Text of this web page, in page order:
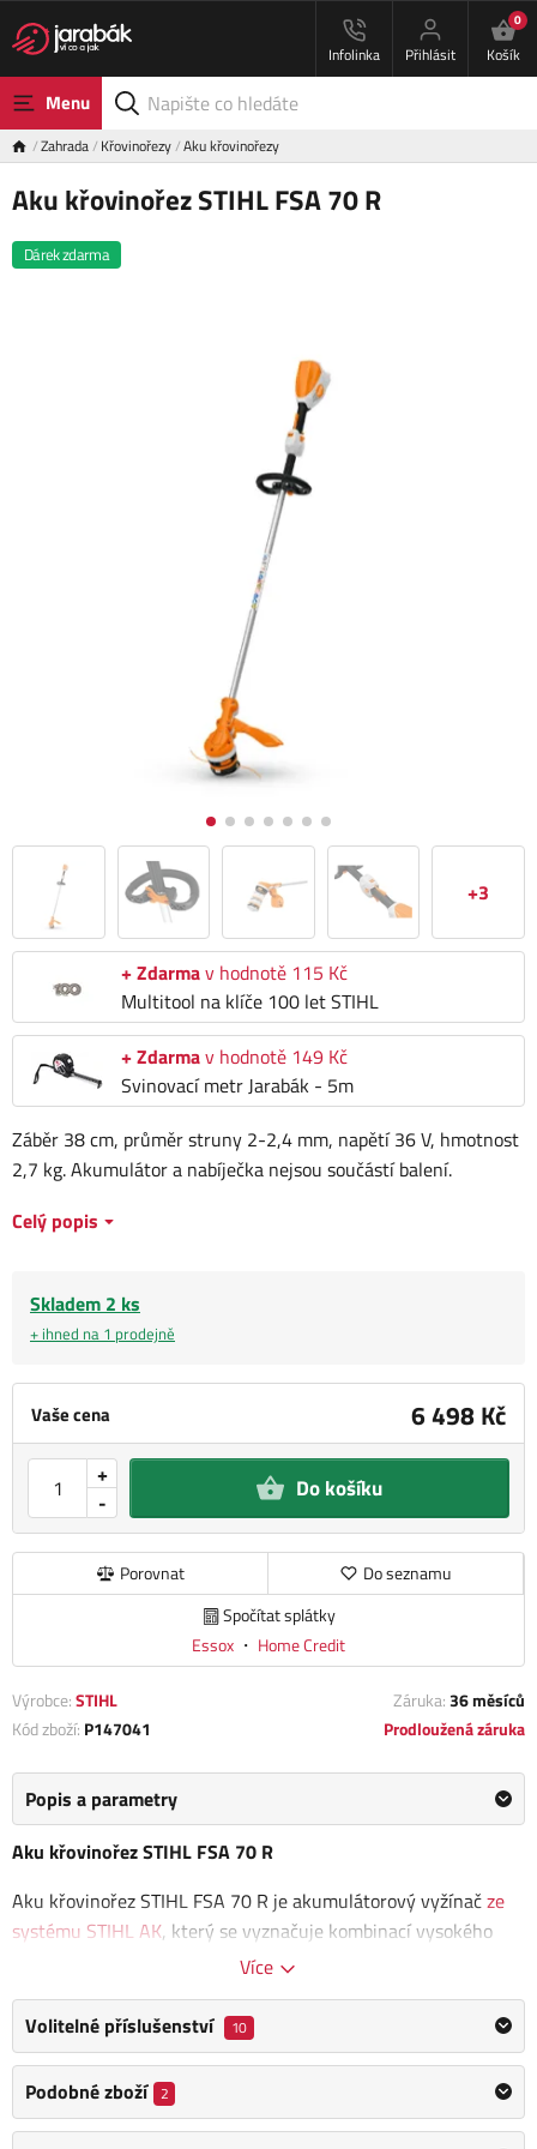
Infolinka Přihlásit
0
Košík
Menu
Zahrada Křovinořezy Aku křovinořezy
Aku křovinořez STIHL FSA 70 R
Dárek zdarma
+3
+ Zdarmav hodnotě 115 Kč
Multitool na klíče 100 let STIHL
+ Zdarmav hodnotě 149 Kč
Svinovací metr Jarabák - 5m
Vaše cena 6 498 Kč
-
+ Do košíku
Porovnat
Do seznamu
Spočítat splátky
Essox ・ Home Credit
Záběr 38 cm, průměr struny 2-2,4 mm, napětí 36 V, hmotnost
2,7 kg. Akumulátor a nabíječka nejsou součástí balení.
Celý popis
Skladem 2 ks
+ ihned na 1 prodejně
Výrobce:STIHL Záruka:36 měsíců
Kód zboží: P147041 Prodloužená záruka
Popis a parametry
Aku křovinořez STIHL FSA 70 R
Aku křovinořez STIHL FSA 70 R je akumulátorový vyžínačze
systému STIHL AK, který se vyznačuje kombinací vysokého
výkonu a nízké hmotnosti, což z něj činí ideálního pomocníka
úprava okrajů trávníků a začišťování.
Díky systému Rapid Click je tento vyžínač mimořádně
praktický – umožňuje rychlé a jednoduché
sejmutí žací hlavy
pouhým stisknutím tlačítka. Navíc je vybaven systémem
Více
Volitelné příslušenství 10
Podobné zboží 2